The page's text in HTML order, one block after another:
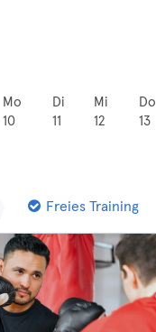
Mo
10
Di
11
Mi
12
Do
13
Freies Training